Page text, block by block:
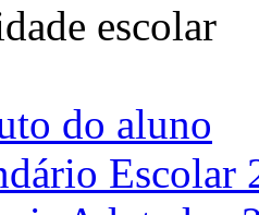
escolar
do aluno
Escolar